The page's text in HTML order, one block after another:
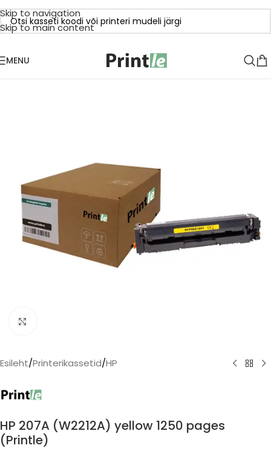
Skip to navigation
Skip to main content
MENU
Esileht/Printerikassetid/HP
HP 207A (W2212A) yellow 1250 pages
(Printle)